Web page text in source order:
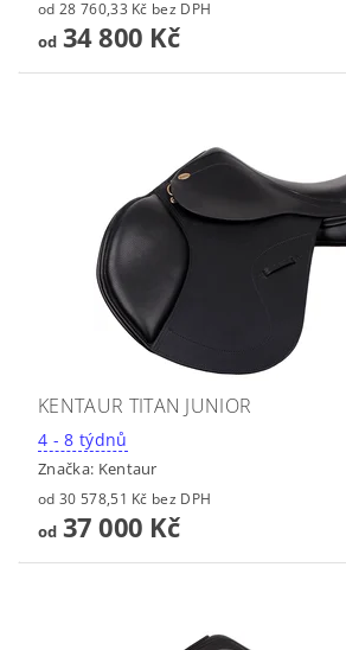
od 28 760,33 Kč bez DPH
od34 800 Kč
KENTAUR TITAN JUNIOR
4 - 8 týdnů
Značka: Kentaur
od 30 578,51 Kč bez DPH
od37 000 Kč